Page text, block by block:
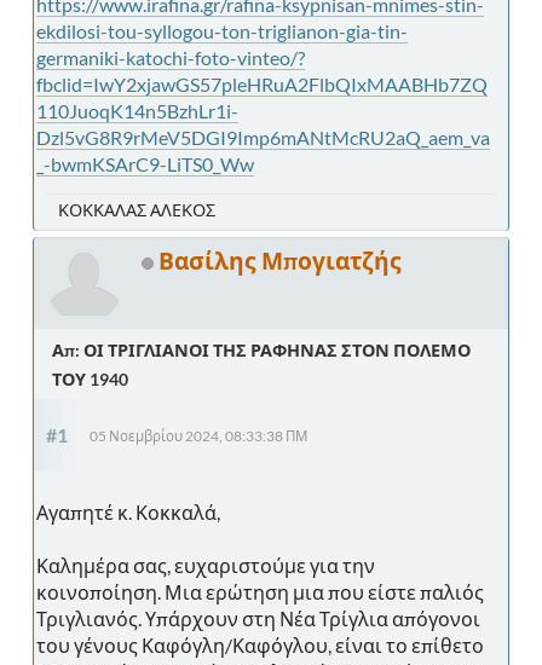
ekdilosi-tou-syllogou-ton-triglianon-gia-tin-
germaniki-katochi-foto-vinteo/?
fbclid=IwY2xjawGS57pleHRuA2FlbQIxMAABHb7ZQ
110JuoqK14n5BzhLr1i-
Dzl5vG8R9rMeV5DGI9Imp6mANtMcRU2aQ_aem_va
_-bwmKSArC9-LiTS0_Ww
ΚΟΚΚΑΛΑΣ ΑΛΕΚΟΣ
Βασίλης Μπογιατζής
Απ: ΟΙ ΤΡΙΓΛΙΑΝΟΙ ΤΗΣ ΡΑΦΗΝΑΣ ΣΤΟΝ ΠΟΛΕΜΟ
ΤΟΥ 1940
#1 05 Νοεμβρίου 2024, 08:33:38 ΠΜ
Αγαπητέ κ. Κοκκαλά,
Καλημέρα σας, ευχαριστούμε για την
κοινοποίηση. Μια ερώτηση μια που είστε παλιός
Τριγλιανός. Υπάρχουν στη Νέα Τρίγλια απόγονοι
του γένους Καφόγλη/Καφόγλου, είναι το επίθετο